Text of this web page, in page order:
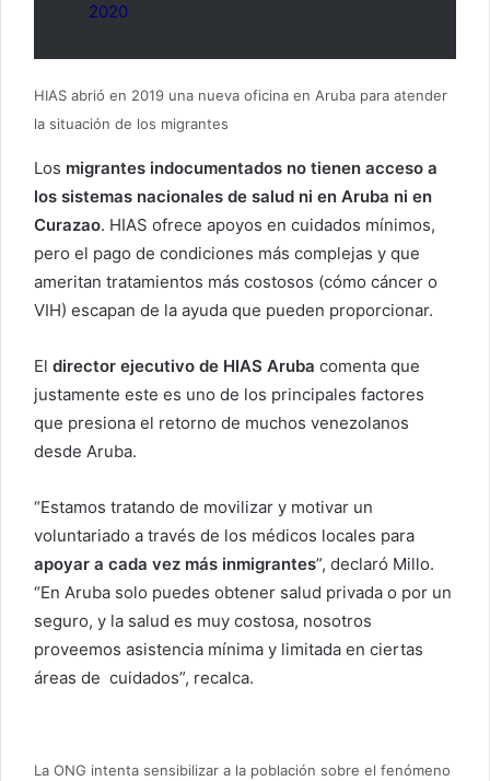
2020
HIAS abrió en 2019 una nueva oficina en Aruba para atender
la situación de los migrantes
Los migrantes indocumentados no tienen acceso a
los sistemas nacionales de salud ni en Aruba ni en
Curazao. HIAS ofrece apoyos en cuidados mínimos,
pero el pago de condiciones más complejas y que
ameritan tratamientos más costosos (cómo cáncer o
VIH) escapan de la ayuda que pueden proporcionar.
El director ejecutivo de HIAS Aruba comenta que
justamente este es uno de los principales factores
que presiona el retorno de muchos venezolanos
desde Aruba.
“Estamos tratando de movilizar y motivar un
voluntariado a través de los médicos locales para
apoyar a cada vez más inmigrantes”, declaró Millo.
“En Aruba solo puedes obtener salud privada o por un
seguro, y la salud es muy costosa, nosotros
proveemos asistencia mínima y limitada en ciertas
áreas de cuidados”, recalca.
La ONG intenta sensibilizar a la población sobre el fenómeno